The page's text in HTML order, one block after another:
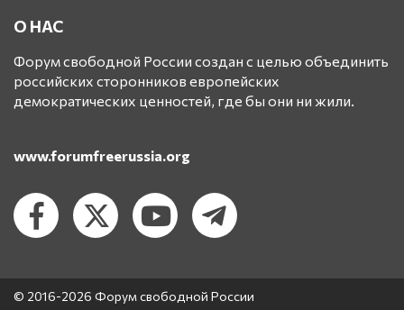
О НАС
Форум свободной России создан с целью объединить
российских сторонников европейских
демократических ценностей, где бы они ни жили.
www.forumfreerussia.org
© 2016-2026 Форум свободной России